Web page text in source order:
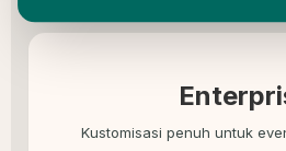
Kustomisasi penuh untuk